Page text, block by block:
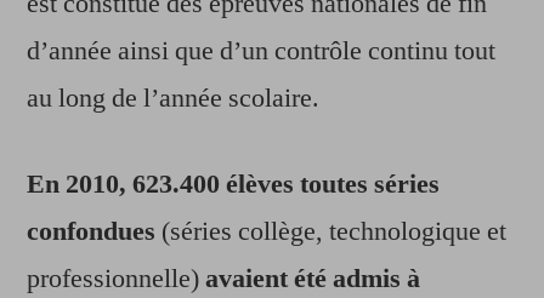
d’année ainsi que d’un contrôle continu tout
au long de l’année scolaire.
En 2010, 623.400 élèves toutes séries
confondues (séries collège, technologique et
professionnelle)avaient été admis à